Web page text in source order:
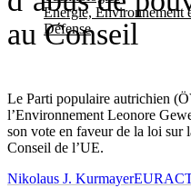
Energie, Environnement
Défense
au Conseil
Le Parti populaire autrichien
l’Environnement Leonore
son vote en faveur de la loi sur
Conseil de l’UE.
Nikolaus J. Kurmayer